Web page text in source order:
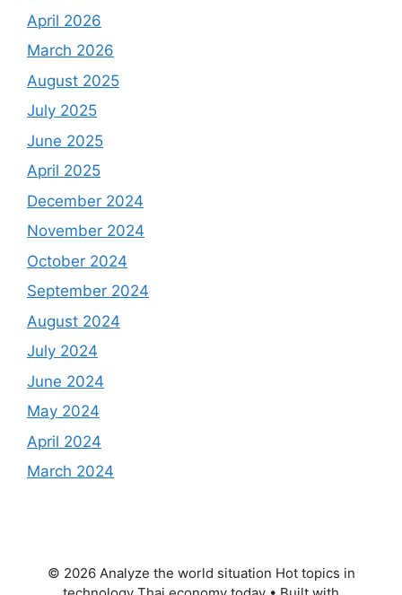
April 2026
March 2026
August 2025
July 2025
June 2025
April 2025
December 2024
November 2024
October 2024
September 2024
August 2024
July 2024
June 2024
May 2024
April 2024
March 2024
© 2026 Analyze the world situation Hot topics in